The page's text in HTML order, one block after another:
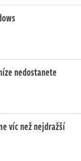
nedostanete
víc než nejdražší